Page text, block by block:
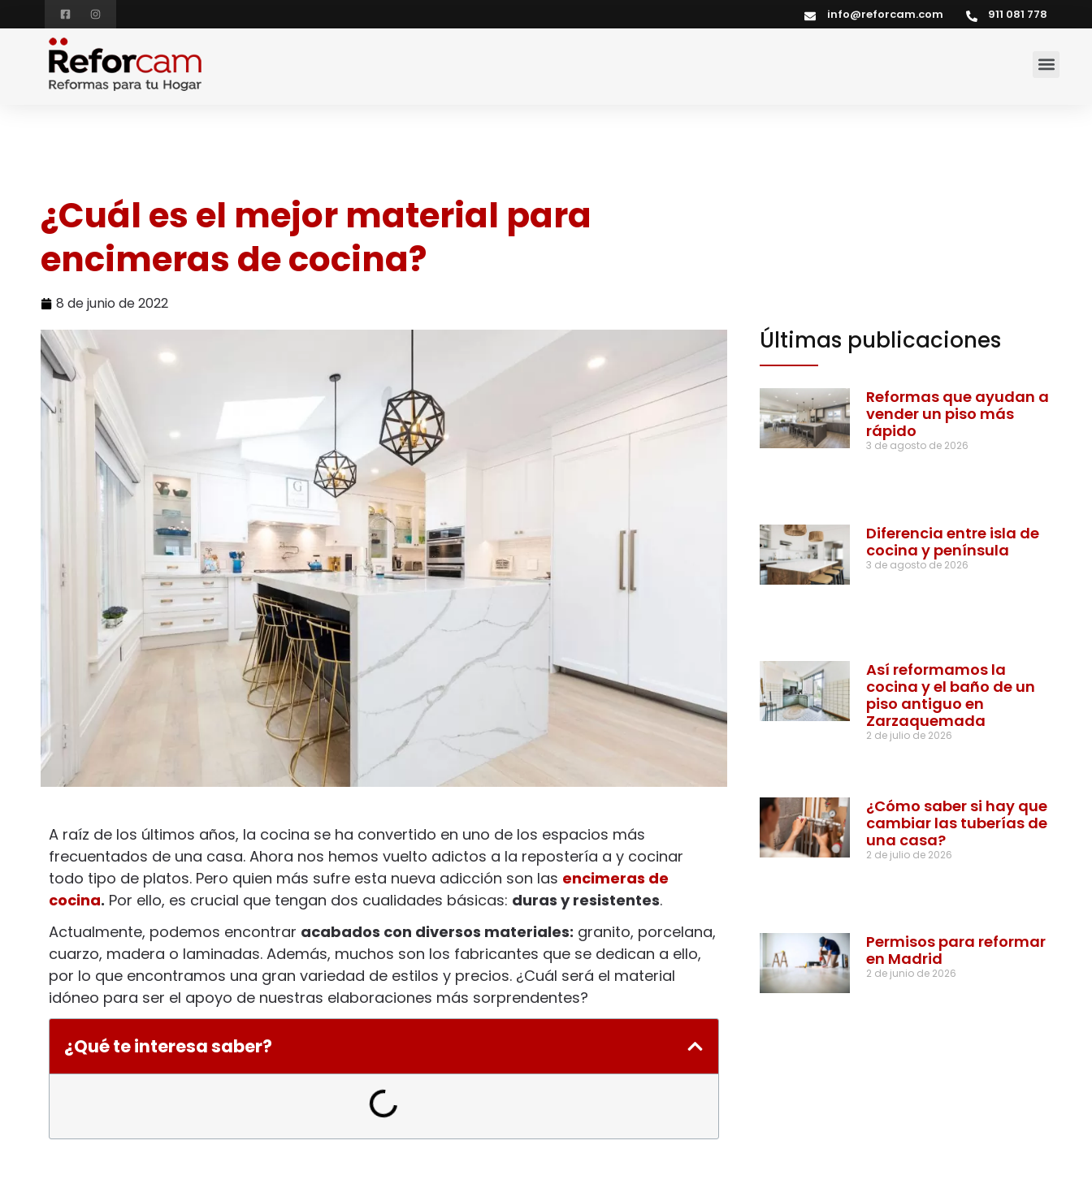
info@reforcam.com 911 081 778
¿Cuál es el mejor material para
encimeras de cocina?
8 de junio de 2022
A raíz de los últimos años, la cocina se ha convertido en uno de los espacios más
frecuentados de una casa. Ahora nos hemos vuelto adictos a la repostería a y cocinar
todo tipo de platos. Pero quien más sufre esta nueva adicción son las encimeras de
cocina. Por ello, es crucial que tengan dos cualidades básicas: duras y resistentes.
Actualmente, podemos encontrar acabados con diversos materiales: granito, porcelana,
cuarzo, madera o laminadas. Además, muchos son los fabricantes que se dedican a ello,
por lo que encontramos una gran variedad de estilos y precios. ¿Cuál será el material
idóneo para ser el apoyo de nuestras elaboraciones más sorprendentes?
¿Qué te interesa saber?
Últimas publicaciones
Reformas que ayudan a
vender un piso más
rápido
3 de agosto de 2026
Diferencia entre isla de
cocina y península
3 de agosto de 2026
Así reformamos la
cocina y el baño de un
piso antiguo en
Zarzaquemada
2 de julio de 2026
¿Cómo saber si hay que
cambiar las tuberías de
una casa?
2 de julio de 2026
Permisos para reformar
en Madrid
2 de junio de 2026